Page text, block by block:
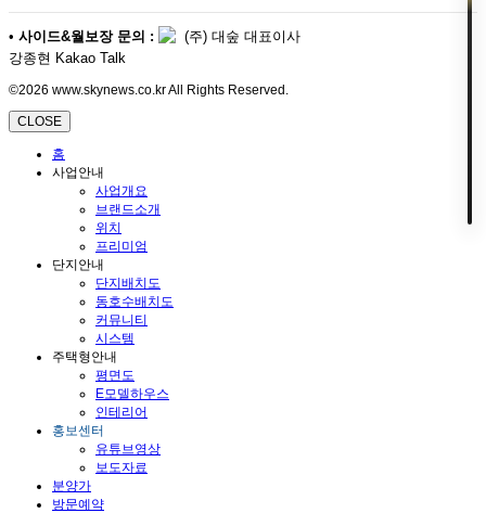
• 사이드&월보장 문의 :
(주) 대숲 대표이사
강종현 Kakao Talk
©2026 www.skynews.co.kr All Rights Reserved.
CLOSE
홈
사업안내
사업개요
브랜드소개
위치
프리미엄
단지안내
단지배치도
동호수배치도
커뮤니티
시스템
주택형안내
평면도
E모델하우스
인테리어
홍보센터
유튜브영상
보도자료
분양가
방문예약